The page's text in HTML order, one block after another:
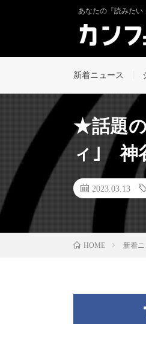
あなたの『読みたい
新着ニュース
★話題
ィ｣ 神
2023.03.13
HOME 新着